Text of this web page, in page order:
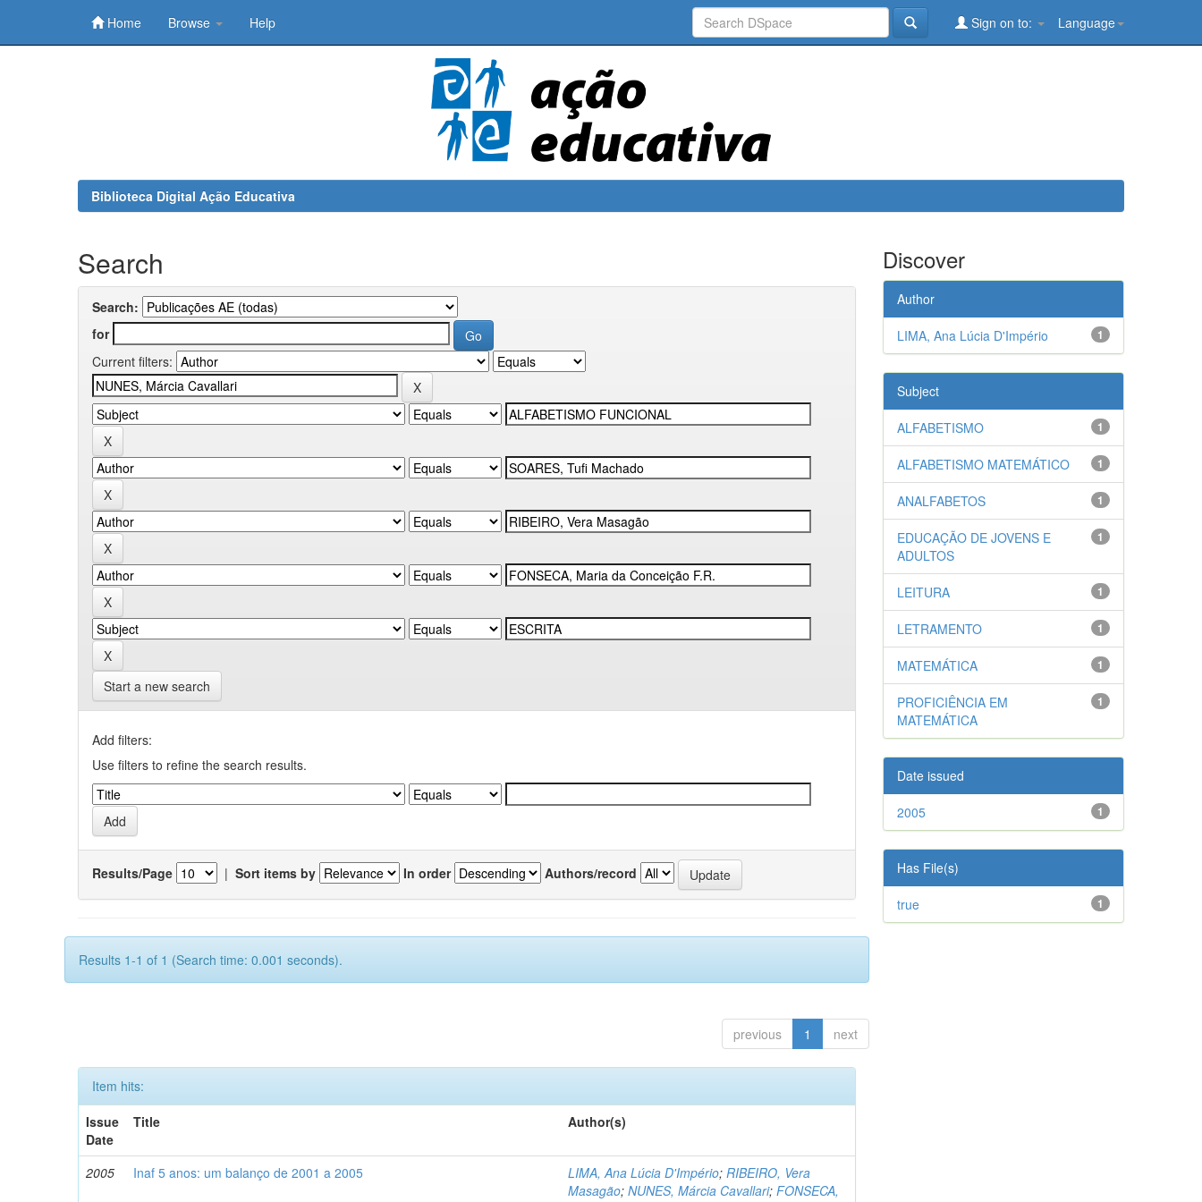
Home Browse Help Language
Sign on to:
Biblioteca Digital Ação Educativa
Search
Search:
for
Current filters:
Start a new search
Add filters:
Use filters to refine the search results.
Results/Page | Sort items by In order Authors/record
Results 1-1 of 1 (Search time: 0.001 seconds).
previous 1 next
Item hits:
Issue
Date
Title Author(s)
2005 Inaf 5 anos: um balanço de 2001 a 2005 LIMA, Ana Lúcia D'Império; RIBEIRO, Vera
Masagão; NUNES, Márcia Cavallari; FONSECA,
Discover
Author
1
LIMA, Ana Lúcia D'Império
Subject
1
ALFABETISMO
1
ALFABETISMO MATEMÁTICO
1
ANALFABETOS
1
EDUCAÇÃO DE JOVENS E
ADULTOS
1
LEITURA
1
LETRAMENTO
1
MATEMÁTICA
1
PROFICIÊNCIA EM
MATEMÁTICA
Date issued
1
2005
Has File(s)
1
true